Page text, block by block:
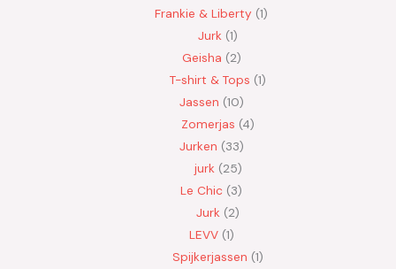
Frankie & Liberty 1
Jurk 1
Geisha 2
T-shirt & Tops 1
Jassen 10
Zomerjas 4
Jurken 33
jurk 25
Le Chic 3
Jurk 2
LEVV 1
Spijkerjassen 1